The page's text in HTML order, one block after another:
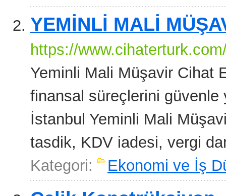
YEMİNLİ MALİ
https://
Yeminli Mali Müşavir Cihat
finansal süreçlerini
İstanbul Yeminli Mali
tasdik, KDV iadesi, vergi
Kategori:
Ekonomi ve İş